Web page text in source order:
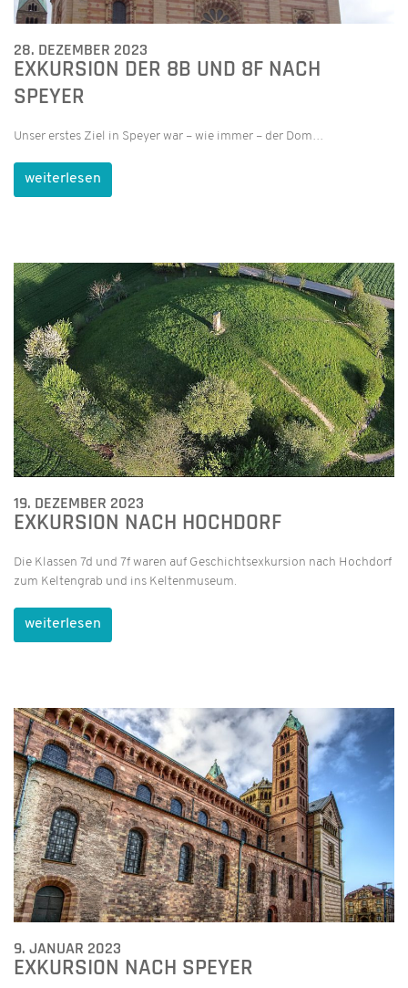
28. DEZEMBER 2023
EXKURSION DER 8B UND 8F NACH
SPEYER
Unser erstes Ziel in Speyer war – wie immer – der Dom…
weiterlesen
19. DEZEMBER 2023
EXKURSION NACH HOCHDORF
Die Klassen 7d und 7f waren auf Geschichtsexkursion nach Hochdorf
zum Keltengrab und ins Keltenmuseum.
weiterlesen
9. JANUAR 2023
EXKURSION NACH SPEYER